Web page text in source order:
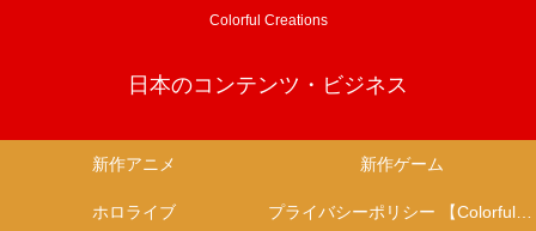
Colorful Creations
日本のコンテンツ・ビジネス
新作アニメ 新作ゲーム
ホロライブ プライバシーポリシー 【Colorful Creation】